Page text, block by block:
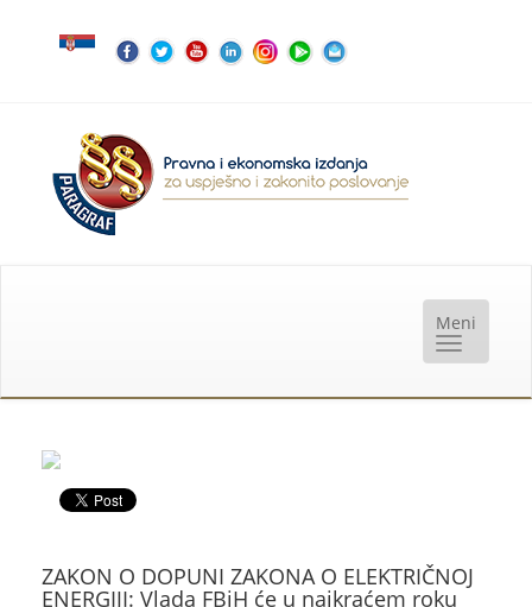
ZAKON O DOPUNI ZAKONA O ELEKTRIČNOJ
ENERGIJI: Vlada FBiH će u najkraćem roku